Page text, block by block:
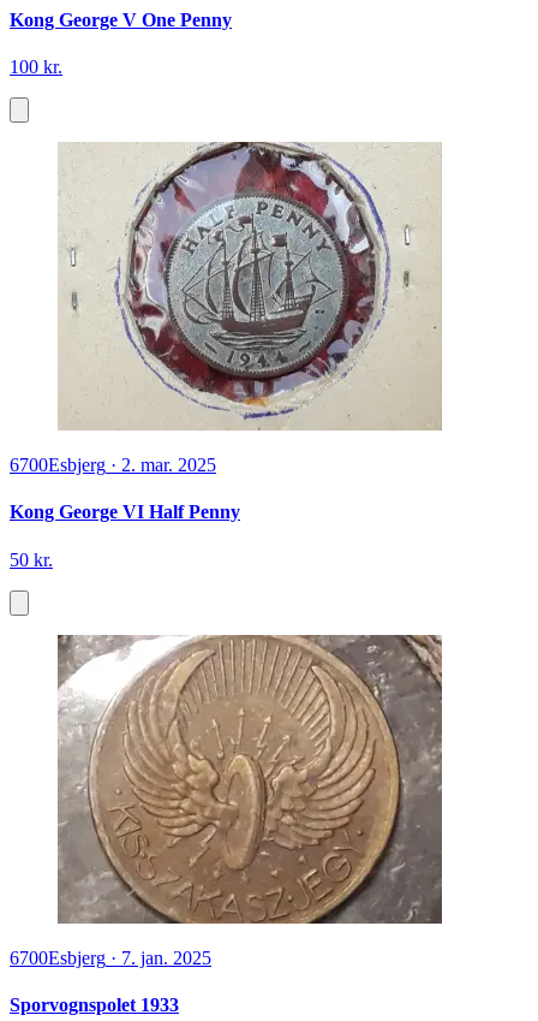
Kong George V One Penny
100 kr.
6700Esbjerg · 2. mar. 2025
Kong George VI Half Penny
50 kr.
6700Esbjerg · 7. jan. 2025
Sporvognspolet 1933